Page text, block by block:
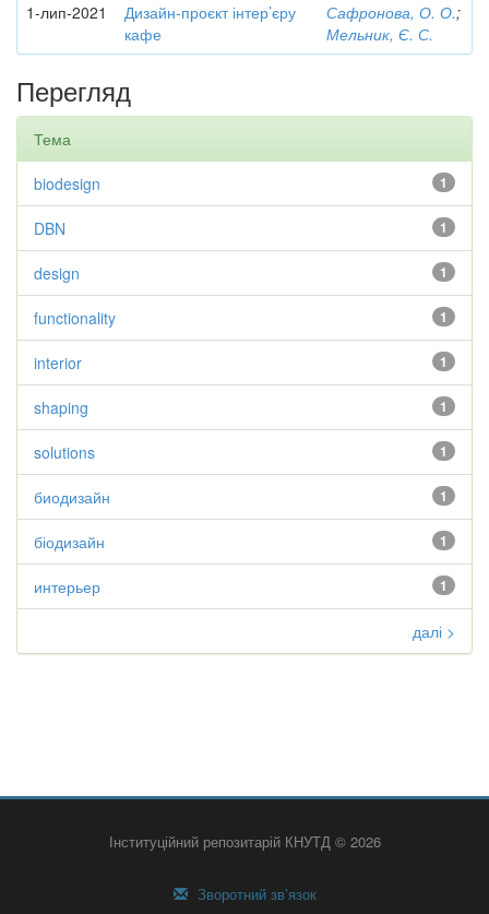
1-лип-2021
Дизайн-проєкт інтер’єру
кафе
Сафронова, О. О.;
Мельник, Є. С.
Перегляд
Тема
1
biodesign
1
DBN
1
design
1
functionality
1
interior
1
shaping
1
solutions
1
биодизайн
1
біодизайн
1
интерьер
далі >
Інституційний репозитарій КНУТД © 2026
Зворотний зв’язок